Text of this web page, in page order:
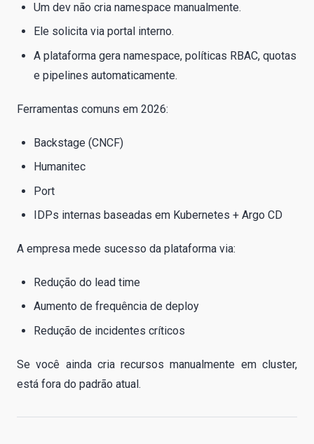
Um dev não cria namespace manualmente.
Ele solicita via portal interno.
A plataforma gera namespace, políticas RBAC, quotas
e pipelines automaticamente.
Ferramentas comuns em 2026:
Backstage (CNCF)
Humanitec
Port
IDPs internas baseadas em Kubernetes + Argo CD
A empresa mede sucesso da plataforma via:
Redução do lead time
Aumento de frequência de deploy
Redução de incidentes críticos
Se você ainda cria recursos manualmente em cluster,
está fora do padrão atual.